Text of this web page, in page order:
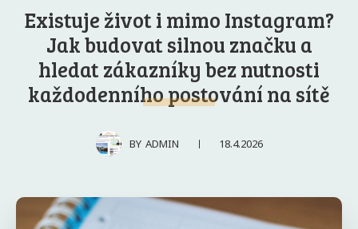
Existuje život i mimo Instagram?
Jak budovat silnou značku a
hledat zákazníky bez nutnosti
každodenního postování na sítě
BY ADMIN 18.4.2026